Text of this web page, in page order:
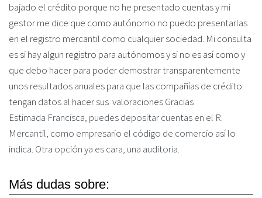
bajado el crédito porque no he presentado cuentas y mi
gestor me dice que como autónomo no puedo presentarlas
en el registro mercantil como cualquier sociedad. Mi consulta
es si hay algun registro para autónomos y si no es así como y
que debo hacer para poder demostrar transparentemente
unos resultados anuales para que las compañías de crédito
tengan datos al hacer sus valoraciones Gracias
Estimada Francisca, puedes depositar cuentas en el R.
Mercantil, como empresario el código de comercio así lo
indica. Otra opción ya es cara, una auditoria.
Más dudas sobre: